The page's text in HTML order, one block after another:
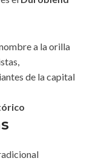
a la orilla
de la capital